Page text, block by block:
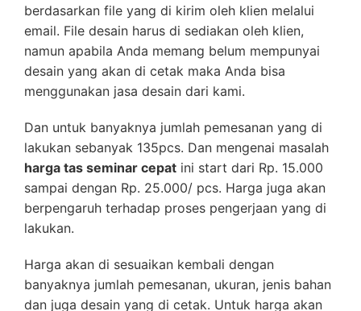
berdasarkan file yang di kirim oleh klien melalui
email. File desain harus di sediakan oleh klien,
namun apabila Anda memang belum mempunyai
desain yang akan di cetak maka Anda bisa
menggunakan jasa desain dari kami.
Dan untuk banyaknya jumlah pemesanan yang di
lakukan sebanyak 135pcs. Dan mengenai masalah
harga tas seminar cepat ini start dari Rp. 15.000
sampai dengan Rp. 25.000/ pcs. Harga juga akan
berpengaruh terhadap proses pengerjaan yang di
lakukan.
Harga akan di sesuaikan kembali dengan
banyaknya jumlah pemesanan, ukuran, jenis bahan
dan juga desain yang di cetak. Untuk harga akan